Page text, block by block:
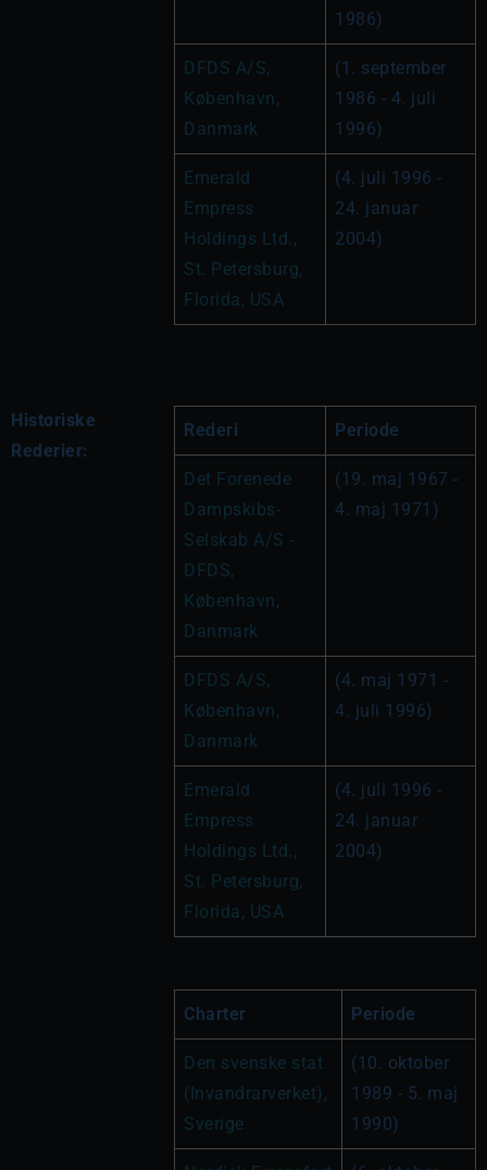
1986)
DFDS A/S,
København,
Danmark
(1. september
1986 - 4. juli
1996)
Emerald
Empress
Holdings Ltd.,
St. Petersburg,
Florida, USA
(4. juli 1996 -
24. januar
2004)
Historiske
Rederier:
Rederi Periode
Det Forenede
Dampskibs-
Selskab A/S -
DFDS,
København,
Danmark
(19. maj 1967 -
4. maj 1971)
DFDS A/S,
København,
Danmark
(4. maj 1971 -
4. juli 1996)
Emerald
Empress
Holdings Ltd.,
St. Petersburg,
Florida, USA
(4. juli 1996 -
24. januar
2004)
Charter Periode
Den svenske stat
(Invandrarverket),
Sverige
(10. oktober
1989 - 5. maj
1990)